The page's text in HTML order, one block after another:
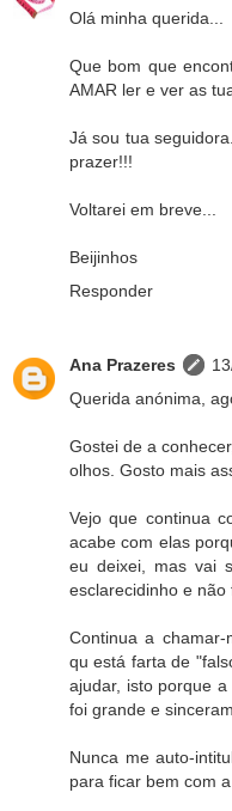
Olá minha querida...
Que bom que
AMAR ler e ver as
Já sou tua
prazer!!!
Voltarei em breve...
Beijinhos
Responder
Ana Prazeres
Querida anónima,
Gostei de a
olhos. Gosto mais
Vejo que continua
acabe com elas
eu deixei, mas vai
esclarecidinho e não
Continua a
qu está farta de
ajudar, isto porque
foi grande e
Nunca me auto-
para ficar bem com